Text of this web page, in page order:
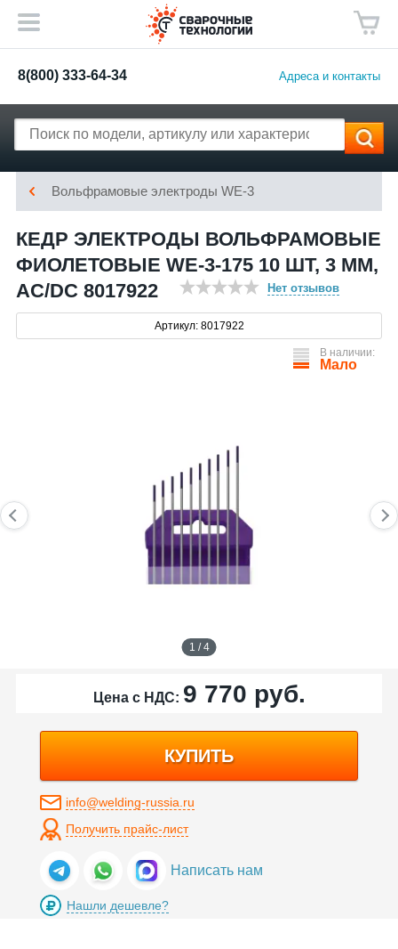
8(800) 333-64-34 Адреса и контакты
Вольфрамовые электроды WE-3
КЕДР ЭЛЕКТРОДЫ ВОЛЬФРАМОВЫЕ
ФИОЛЕТОВЫЕ WE-3-175 10 ШТ, 3 ММ,
AC/DC 8017922
Нет отзывов
Артикул: 8017922
В наличии:
Мало
1 / 4
Цена с НДС: 9 770 руб.
КУПИТЬ
info@welding-russia.ru
Получить прайс-лист
Написать нам
Нашли дешевле?